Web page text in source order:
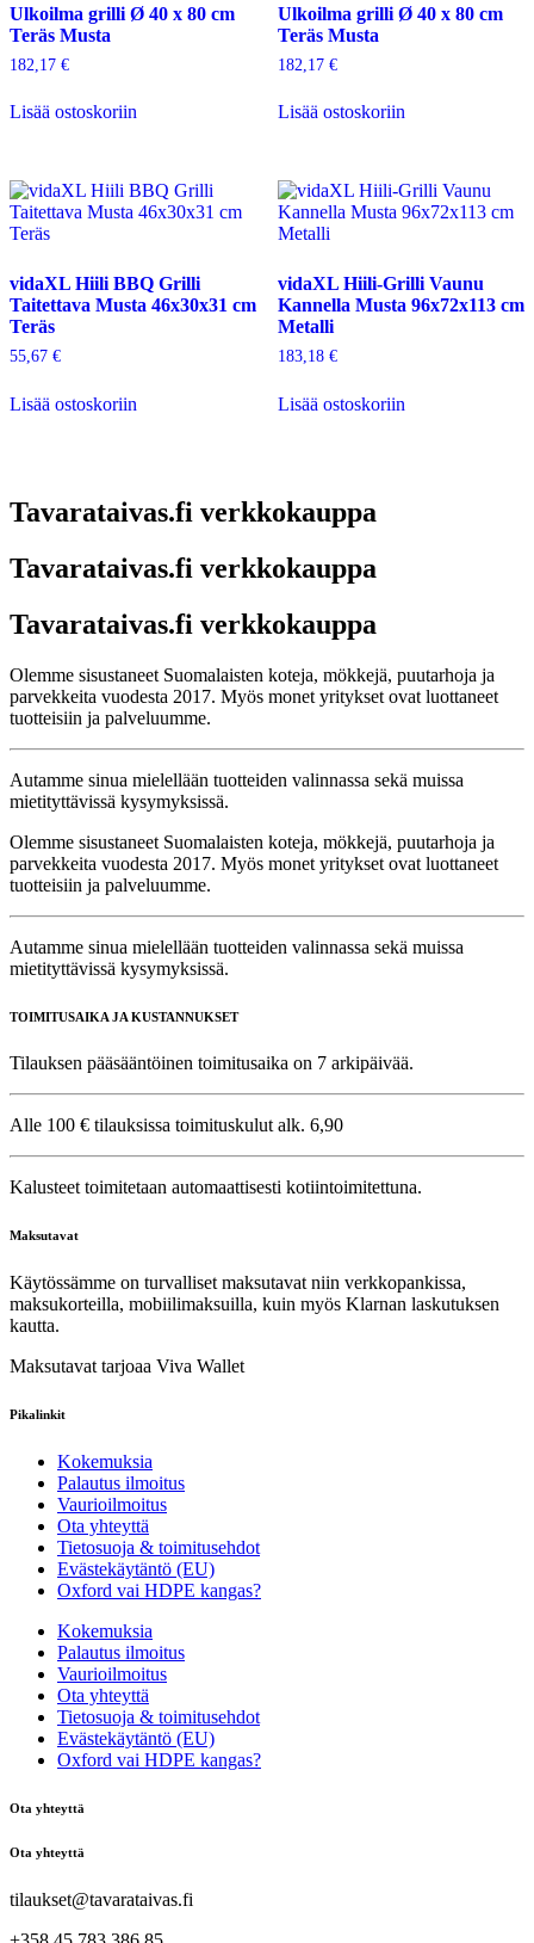
Ulkoilma grilli Ø 40 x 80 cm
Teräs Musta
182,17 €
Lisää ostoskoriin
Ulkoilma grilli Ø 40 x 80 cm
Teräs Musta
182,17 €
Lisää ostoskoriin
vidaXL Hiili BBQ Grilli
Taitettava Musta 46x30x31 cm
Teräs
55,67 €
Lisää ostoskoriin
vidaXL Hiili-Grilli Vaunu
Kannella Musta 96x72x113 cm
Metalli
183,18 €
Lisää ostoskoriin
Tavarataivas.fi verkkokauppa
Tavarataivas.fi verkkokauppa
Tavarataivas.fi verkkokauppa
Olemme sisustaneet Suomalaisten koteja, mökkejä, puutarhoja ja
parvekkeita vuodesta 2017. Myös monet yritykset ovat luottaneet
tuotteisiin ja palveluumme.
Autamme sinua mielellään tuotteiden valinnassa sekä muissa
mietityttävissä kysymyksissä.
Olemme sisustaneet Suomalaisten koteja, mökkejä, puutarhoja ja
parvekkeita vuodesta 2017. Myös monet yritykset ovat luottaneet
tuotteisiin ja palveluumme.
Autamme sinua mielellään tuotteiden valinnassa sekä muissa
mietityttävissä kysymyksissä.
TOIMITUSAIKA JA KUSTANNUKSET
Tilauksen pääsääntöinen toimitusaika on 7 arkipäivää.
Alle 100 € tilauksissa toimituskulut alk. 6,90
Kalusteet toimitetaan automaattisesti kotiintoimitettuna.
Maksutavat
Käytössämme on turvalliset maksutavat niin verkkopankissa,
maksukorteilla, mobiilimaksuilla, kuin myös Klarnan laskutuksen
kautta.
Maksutavat tarjoaa Viva Wallet
Pikalinkit
Kokemuksia
Palautus ilmoitus
Vaurioilmoitus
Ota yhteyttä
Tietosuoja & toimitusehdot
Evästekäytäntö (EU)
Oxford vai HDPE kangas?
Kokemuksia
Palautus ilmoitus
Vaurioilmoitus
Ota yhteyttä
Tietosuoja & toimitusehdot
Evästekäytäntö (EU)
Oxford vai HDPE kangas?
Ota yhteyttä
Ota yhteyttä
tilaukset@tavarataivas.fi